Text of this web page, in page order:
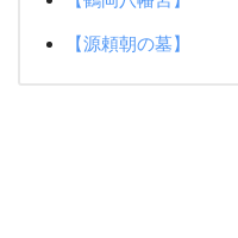
【源頼朝の墓】